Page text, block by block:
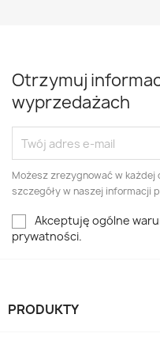
Otrzymuj
wyprzedażach
Możesz zrezygnować w każdej
szczegóły w naszej informacji
Akceptuję ogólne
prywatności.
PRODUKTY